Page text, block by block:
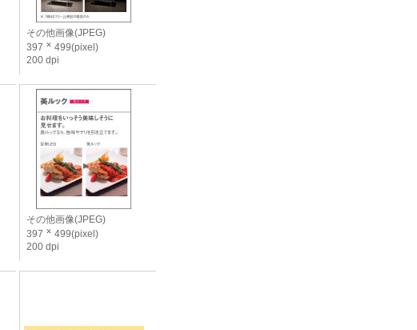
その他画像(JPEG)
397
499(pixel)
200 dpi
その他画像(JPEG)
397
499(pixel)
200 dpi